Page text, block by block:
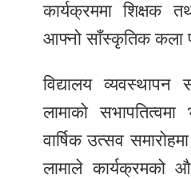
कार्यक्रममा शिक्षक
आफ्नो साँस्कृतिक कला
विद्यालय व्यवस्थापन
लामाको
वार्षिक उत्सव
लामाले कार्यक्रमको